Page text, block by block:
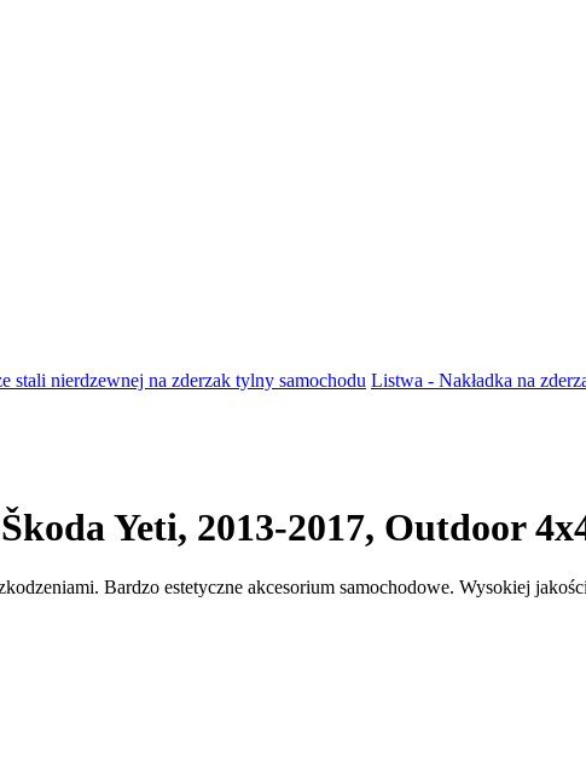
stali nierdzewnej na zderzak tylny samochodu Listwa - Nakładka na
Yeti, 2013-2017, Outdoor
Bardzo estetyczne akcesorium samochodowe. Wysokiej